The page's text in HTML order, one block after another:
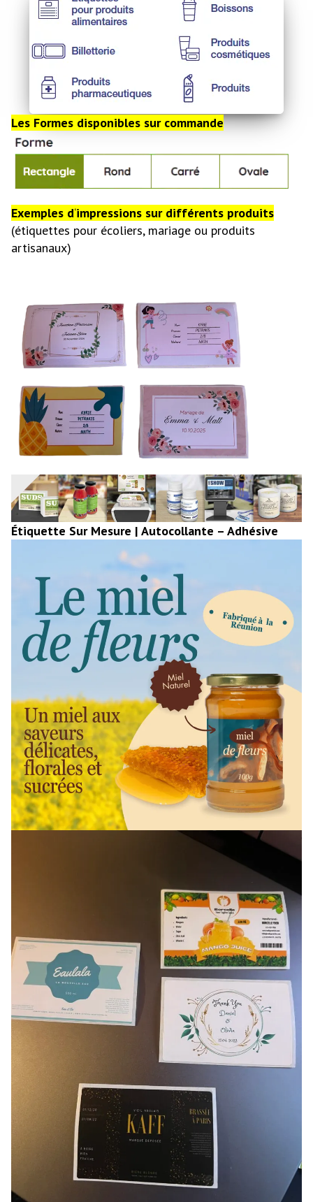
Les Formes disponibles sur commande
Exemples d‘impressions sur différents produits
(étiquettes pour écoliers, mariage ou produits
artisanaux)
Étiquette Sur Mesure | Autocollante – Adhésive